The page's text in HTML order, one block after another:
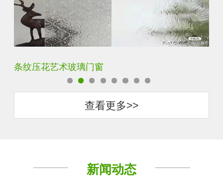
钢化超白长虹小灯芯压花钢化玻璃
查看更多>>
新闻动态